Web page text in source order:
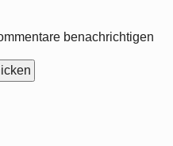
benachrichtigen